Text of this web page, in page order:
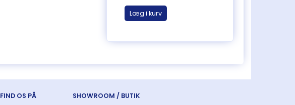
Læg i kurv
FIND OS PÅ SHOWROOM / BUTIK